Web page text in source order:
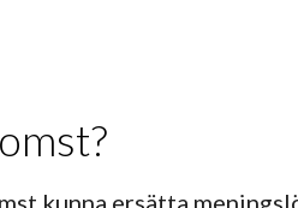
kunna ersätta